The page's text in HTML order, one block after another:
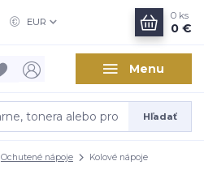
Menu
EUR
Hľadať
0 ks
0 €
Ochutené nápoje Kolové nápoje